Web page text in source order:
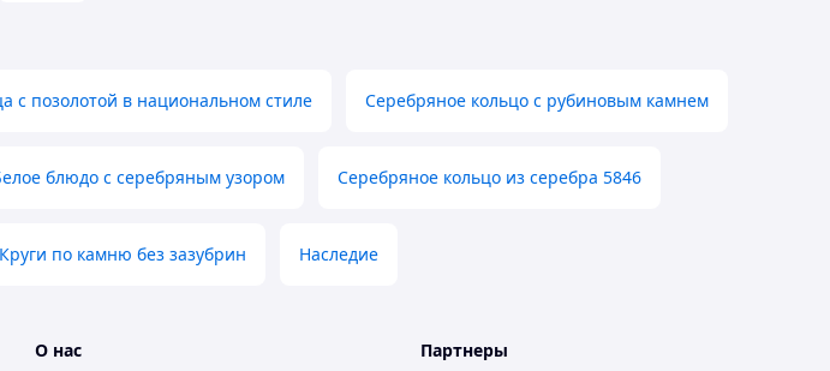
с позолотой в национальном стиле Серебряное кольцо с рубиновым камнем
блюдо с серебряным узором Серебряное кольцо из серебра 5846
Круги по камню без зазубрин Наследие
О нас Партнеры